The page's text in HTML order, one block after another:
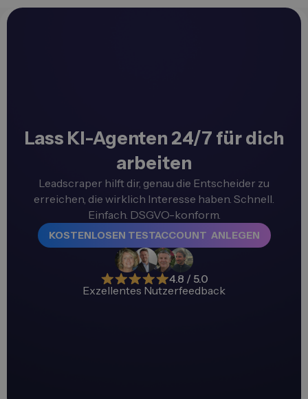
Lass KI-Agenten 24/7 für dich
arbeiten
Leadscraper hilft dir, genau die Entscheider zu
erreichen, die wirklich Interesse haben. Schnell.
Einfach. DSGVO-konform.
KOSTENLOSEN TESTACCOUNT ANLEGEN
4.8 / 5.0
Exzellentes Nutzerfeedback